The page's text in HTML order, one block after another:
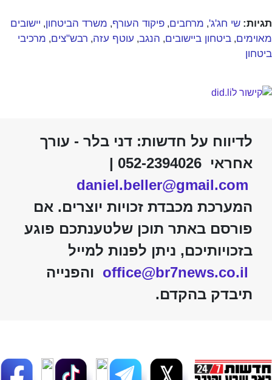
תגיות: שי חג'ג', מרחבים, פיקוד העורף, משרד הביטחון, יישובים
מאוימים, ביטחון ביישובים, הנגב, עוטף עזה, רבש"צים, מרכיבי
ביטחון
לדיווח על חדשות: דני בלר - עורך
אחראי 052-2394026 |
daniel.beller@gmail.com
המערכת מכבדת זכויות יוצרים. אם
פורסם באתר תוכן שלטענתכם פוגע
בזכויותיכם, ניתן לפנות למייל
office@br7news.co.il והפנייה
תיבדק בהקדם.